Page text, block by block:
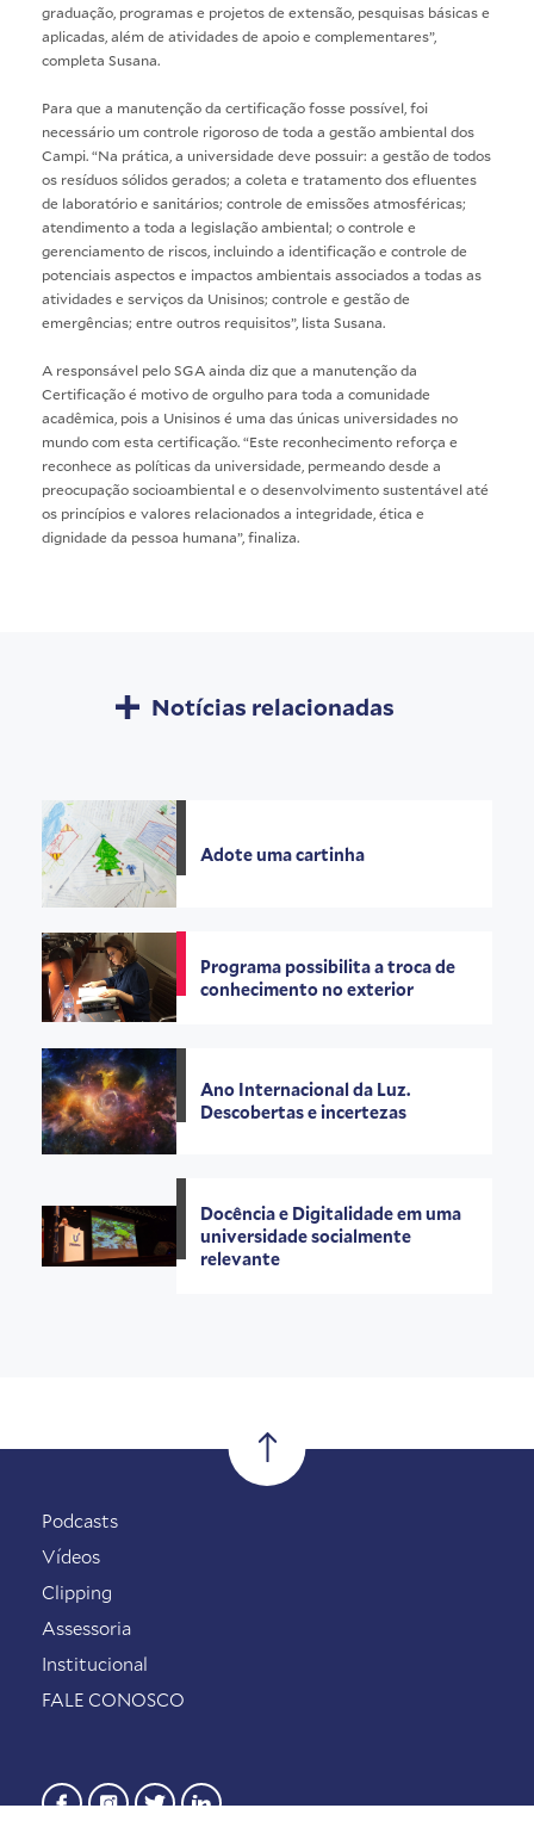
graduação, programas e projetos de extensão, pesquisas básicas e
aplicadas, além de atividades de apoio e complementares”,
completa Susana.
Para que a manutenção da certificação fosse possível, foi
necessário um controle rigoroso de toda a gestão ambiental dos
Campi. “Na prática, a universidade deve possuir: a gestão de todos
os resíduos sólidos gerados; a coleta e tratamento dos efluentes
de laboratório e sanitários; controle de emissões atmosféricas;
atendimento a toda a legislação ambiental; o controle e
gerenciamento de riscos, incluindo a identificação e controle de
potenciais aspectos e impactos ambientais associados a todas as
atividades e serviços da Unisinos; controle e gestão de
emergências; entre outros requisitos”, lista Susana.
A responsável pelo SGA ainda diz que a manutenção da
Certificação é motivo de orgulho para toda a comunidade
acadêmica, pois a Unisinos é uma das únicas universidades no
mundo com esta certificação. “Este reconhecimento reforça e
reconhece as políticas da universidade, permeando desde a
preocupação socioambiental e o desenvolvimento sustentável até
os princípios e valores relacionados a integridade, ética e
dignidade da pessoa humana”, finaliza.
Notícias relacionadas
Adote uma cartinha
Programa possibilita a troca de
conhecimento no exterior
Ano Internacional da Luz.
Descobertas e incertezas
Docência e Digitalidade em uma
universidade socialmente
relevante
Podcasts
Vídeos
Clipping
Assessoria
Institucional
FALE CONOSCO